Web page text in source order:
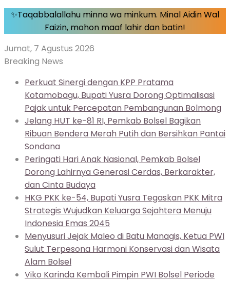
✨Taqabbalallahu minna wa minkum. Minal Aidin Wal
Faizin, mohon maaf lahir dan batin!
Jumat, 7 Agustus 2026
Breaking News
Perkuat Sinergi dengan KPP Pratama
Kotamobagu, Bupati Yusra Dorong Optimalisasi
Pajak untuk Percepatan Pembangunan Bolmong
Jelang HUT ke-81 RI, Pemkab Bolsel Bagikan
Ribuan Bendera Merah Putih dan Bersihkan Pantai
Sondana
Peringati Hari Anak Nasional, Pemkab Bolsel
Dorong Lahirnya Generasi Cerdas, Berkarakter,
dan Cinta Budaya
HKG PKK ke-54, Bupati Yusra Tegaskan PKK Mitra
Strategis Wujudkan Keluarga Sejahtera Menuju
Indonesia Emas 2045
Menyusuri Jejak Maleo di Batu Managis, Ketua PWI
Sulut Terpesona Harmoni Konservasi dan Wisata
Alam Bolsel
Viko Karinda Kembali Pimpin PWI Bolsel Periode